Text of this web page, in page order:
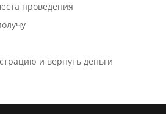
проведения
и вернуть деньги